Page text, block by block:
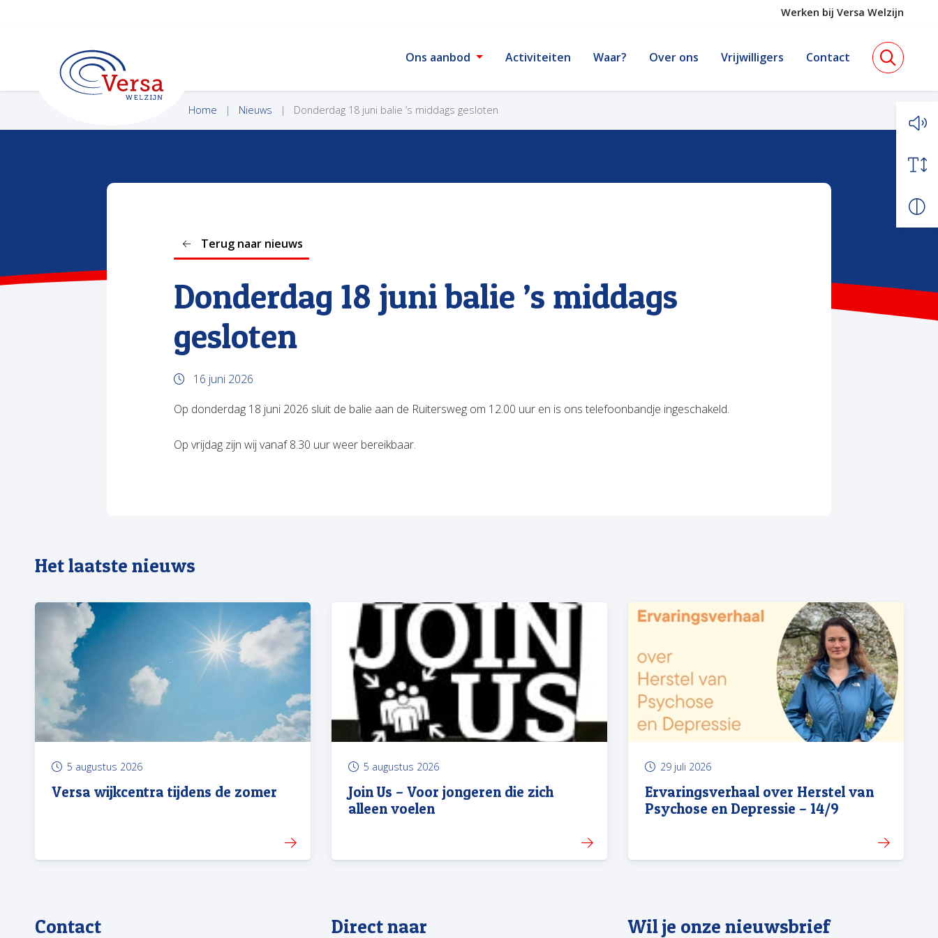
Werken bij Versa Welzijn
VERSA WELZIJN Ons aanbod Activiteiten Waar? Over ons Vrijwilligers Contact
Home Nieuws Donderdag 18 juni balie ’s middags gesloten
Terug naar nieuws
Donderdag 18 juni balie ’s middags
gesloten
16 juni 2026
Op donderdag 18 juni 2026 sluit de balie aan de Ruitersweg om 12.00 uur en is ons telefoonbandje ingeschakeld.
Op vrijdag zijn wij vanaf 8.30 uur weer bereikbaar.
Het laatste nieuws
Versa wijkcentra tijdens de zomer
5 augustus 2026
Join Us – Voor jongeren die zich
alleen voelen
5 augustus 2026
Ervaringsverhaal over Herstel van
Psychose en Depressie – 14/9
29 juli 2026
Contact Direct naar
Wil je onze nieuwsbrief